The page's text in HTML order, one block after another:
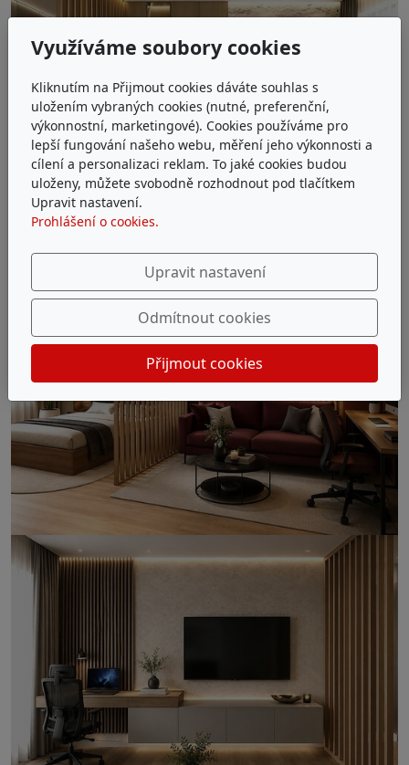
Využíváme soubory cookies
Kliknutím na Přijmout cookies dáváte souhlas s
uložením vybraných cookies (nutné, preferenční,
výkonnostní, marketingové). Cookies používáme pro
lepší fungování našeho webu, měření jeho výkonnosti a
cílení a personalizaci reklam. To jaké cookies budou
uloženy, můžete svobodně rozhodnout pod tlačítkem
Upravit nastavení.
Prohlášení o cookies.
Upravit nastavení
Odmítnout cookies
Přijmout cookies